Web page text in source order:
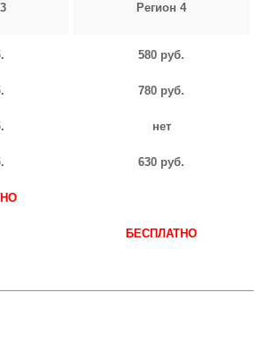
Регион 4
580 руб.
780 руб.
нет
630 руб.
БЕСПЛАТНО